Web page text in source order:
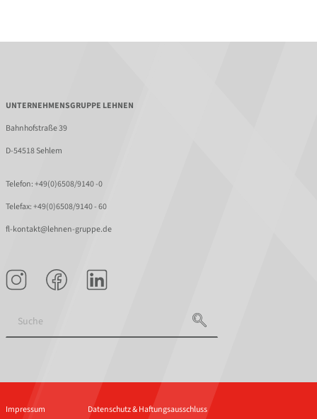
UNTERNEHMENSGRUPPE LEHNEN
Bahnhofstraße 39
D-54518 Sehlem
Telefon:+49(0)6508/9140 -0
Telefax: +49(0)6508/9140 - 60
fl-kontakt@lehnen-gruppe.de
Impressum Datenschutz & Haftungsausschluss